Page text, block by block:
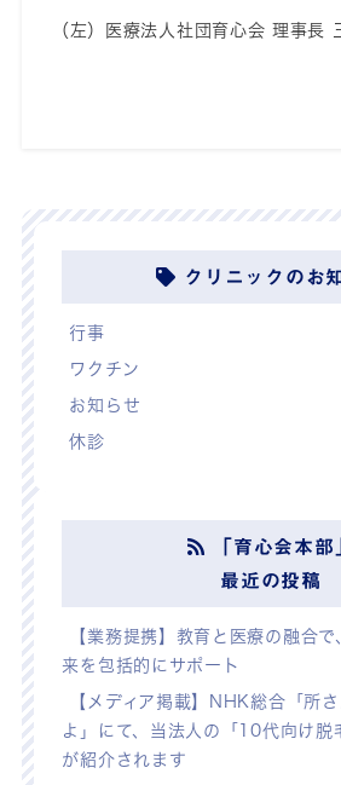
（左）医療法人社団育心会 理事長
クリニックのお
行事
ワクチン
お知らせ
休診
「育心会本部
最近の投稿
【業務提携】教育と医療の融合
来を包括的にサポート
【メディア掲載】NHK総合「所
よ」にて、当法人の「10代向け脱
が紹介されます